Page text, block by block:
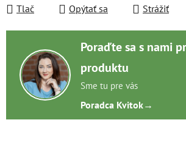
Tlač Opýtať sa Strážiť
Poraďte sa s nami
produktu
Sme tu pre vás
Poradca Kvitok→